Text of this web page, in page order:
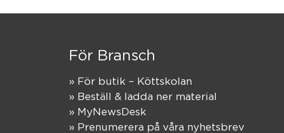
För Bransch
» För butik – Köttskolan
» Beställ & ladda ner material
» MyNewsDesk
» Prenumerera på våra nyhetsbrev